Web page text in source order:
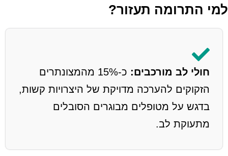
למי התרומה תעזור?
חולי לב מורכבים:
כ-15% מהמצונתרים
הזקוקים להערכה מדויקת של היצרויות קשות,
בדגש על מטופלים מבוגרים הסובלים
מתעוקת לב.